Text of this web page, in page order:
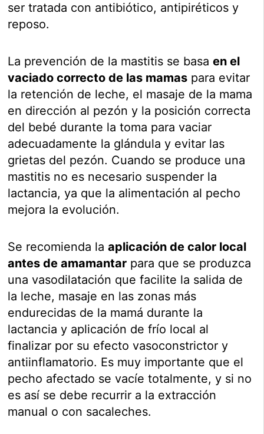
ser tratada con antibiótico, antipiréticos y
reposo.
La prevención de la mastitis se basaen el
vaciado correcto de las mamas para evitar
la retención de leche, el masaje de la mama
en dirección al pezón y la posición correcta
del bebé durante la toma para vaciar
adecuadamente la glándula y evitar las
grietas del pezón. Cuando se produce una
mastitis no es necesario suspender la
lactancia, ya que la alimentación al pecho
mejora la evolución.
Se recomienda laaplicación de calor local
antes de amamantar para que se produzca
una vasodilatación que facilite la salida de
la leche, masaje en las zonas más
endurecidas de la mamá durante la
lactancia y aplicación de frío local al
finalizar por su efecto vasoconstrictor y
antiinflamatorio. Es muy importante que el
pecho afectado se vacíe totalmente, y si no
es así se debe recurrir a la extracción
manual o con sacaleches.